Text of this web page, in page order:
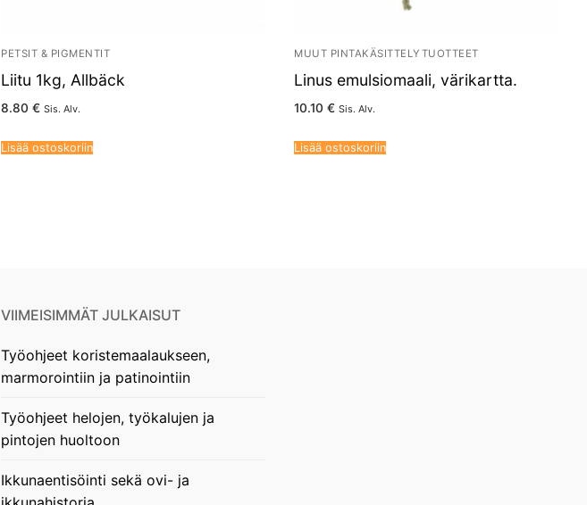
PETSIT & PIGMENTIT
Liitu 1kg, Allbäck
8.80 € Sis. Alv.
Lisää ostoskoriin
MUUT PINTAKÄSITTELYTUOTTEET
Linus emulsiomaali, värikartta.
10.10 € Sis. Alv.
Lisää ostoskoriin
VIIMEISIMMÄT JULKAISUT
Työohjeet koristemaalaukseen,
marmorointiin ja patinointiin
Työohjeet helojen, työkalujen ja
pintojen huoltoon
Ikkunaentisöinti sekä ovi- ja